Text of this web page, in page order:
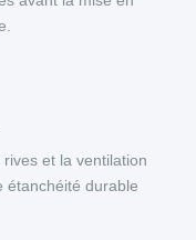
et la ventilation
étanchéité durable